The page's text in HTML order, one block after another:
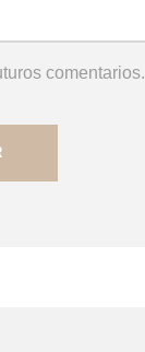
comentarios.